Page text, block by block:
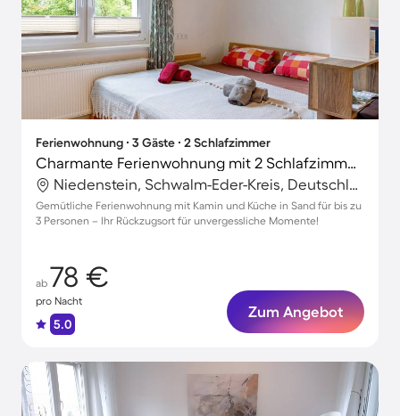
Ferienwohnung ∙ 3 Gäste ∙ 2 Schlafzimmer
Charmante Ferienwohnung mit 2 Schlafzimmern für 3 Personen
Niedenstein, Schwalm-Eder-Kreis, Deutschland
Gemütliche Ferienwohnung mit Kamin und Küche in Sand für bis zu
3 Personen – Ihr Rückzugsort für unvergessliche Momente!
ab 78 €
pro Nacht
5.0
Zum Angebot